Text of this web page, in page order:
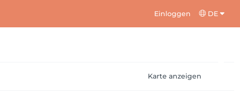
Einloggen DE
Karte anzeigen